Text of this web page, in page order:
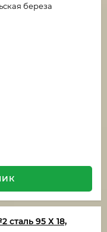
береза
95 Х 18,